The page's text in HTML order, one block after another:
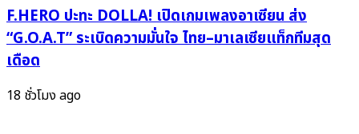
ฟ้า”
นำ
ทีม!
บัตร
ฟัง
น้ำ
เสียง
อบอุ่น
แต่
F.HERO ปะทะ DOLLA! เปิดเกมเพลงอาเซียน ส่ง
“G.O.A.T” ระเบิดความมั่นใจ ไทย–มาเลเซียแท็กทีมสุด
เดือด
18 ชั่วโมง ago